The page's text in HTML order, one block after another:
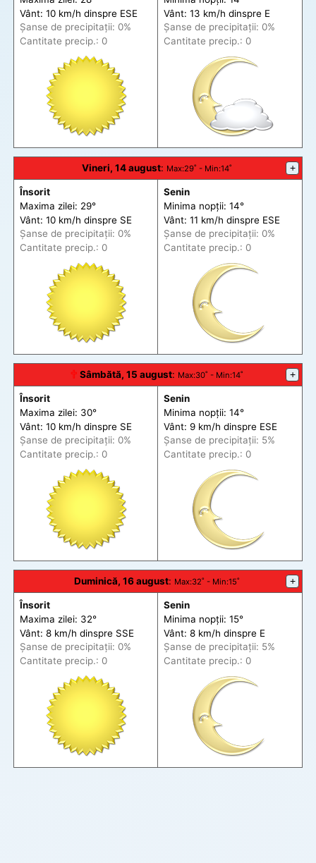
Vânt: 10 km/h dinspre ESE
Șanse de precipitații: 0%
Cantitate precip.: 0
Vânt: 13 km/h dinspre E
Șanse de precipitații: 0%
Cantitate precip.: 0
Vineri, 14 august: Max:29˚ - Min:14˚ +
Însorit
Maxima zilei: 29°
Vânt: 10 km/h dinspre SE
Șanse de precipitații: 0%
Cantitate precip.: 0
Senin
Minima nopții: 14°
Vânt: 11 km/h dinspre ESE
Șanse de precipitații: 0%
Cantitate precip.: 0
🕆 Sâmbătă, 15 august: Max:30˚ - Min:14˚ +
Însorit
Maxima zilei: 30°
Vânt: 10 km/h dinspre SE
Șanse de precipitații: 0%
Cantitate precip.: 0
Senin
Minima nopții: 14°
Vânt: 9 km/h dinspre ESE
Șanse de precipitații: 5%
Cantitate precip.: 0
Duminică, 16 august: Max:32˚ - Min:15˚ +
Însorit
Maxima zilei: 32°
Vânt: 8 km/h dinspre SSE
Șanse de precipitații: 0%
Cantitate precip.: 0
Senin
Minima nopții: 15°
Vânt: 8 km/h dinspre E
Șanse de precipitații: 5%
Cantitate precip.: 0